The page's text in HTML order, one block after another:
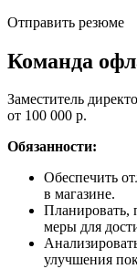
Отправить резюме
Команда
Заместитель
от 100 000 р.
Обязанности:
Обеспечить
в магазине.
Планировать,
меры для
улучшения